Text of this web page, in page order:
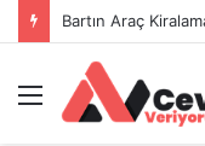
Bartın Araç
Menü